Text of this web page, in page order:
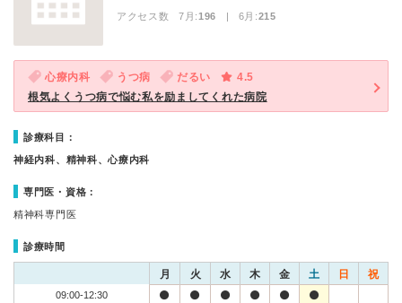
アクセス数 7月:196 | 6月:215
心療内科 うつ病 だるい
4.5
根気よくうつ病で悩む私を励ましてくれた病院
診療科目：
神経内科、精神科、心療内科
専門医・資格：
精神科専門医
診療時間
月 火 水 木 金 土 日 祝
09:00-12:30